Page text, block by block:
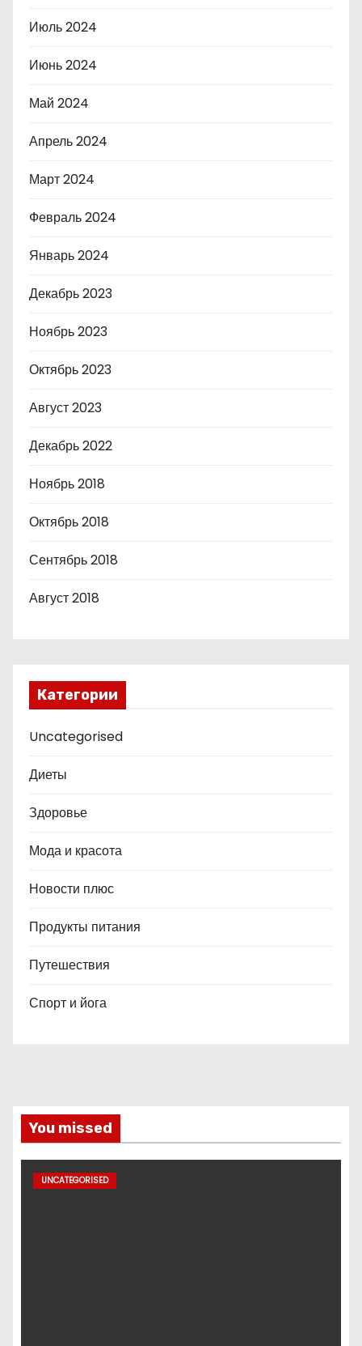
Июль 2024
Июнь 2024
Май 2024
Апрель 2024
Март 2024
Февраль 2024
Январь 2024
Декабрь 2023
Ноябрь 2023
Октябрь 2023
Август 2023
Декабрь 2022
Ноябрь 2018
Октябрь 2018
Сентябрь 2018
Август 2018
Категории
Uncategorised
Диеты
Здоровье
Мода и красота
Новости плюс
Продукты питания
Путешествия
Спорт и йога
You missed
UNCATEGORISED